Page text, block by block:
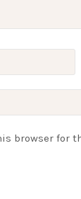
browser for